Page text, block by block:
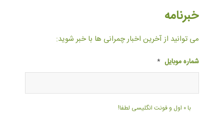
خبرنامه
می توانید از آخرین اخبار چمرانی ها با خبر شوید:
شماره موبایل *
با ۰ اول و فونت انگلیسی لطفا!